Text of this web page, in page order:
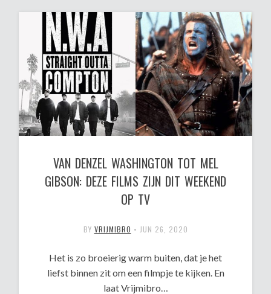
VAN DENZEL WASHINGTON TOT MEL
GIBSON: DEZE FILMS ZIJN DIT WEEKEND
OP TV
BY VRIJMIBRO • JUN 26, 2020
Het is zo broeierig warm buiten, dat je het
liefst binnen zit om een filmpje te kijken. En
laat Vrijmibro…